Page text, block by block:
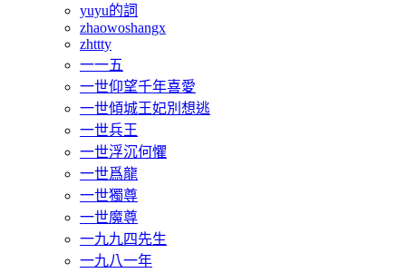
yuyu的詞
zhaowoshangx
zhttty
一一五
一世仰望千年喜愛
一世傾城王妃別想逃
一世兵王
一世浮沉何懼
一世爲龍
一世獨尊
一世魔尊
一九九四先生
一九八一年